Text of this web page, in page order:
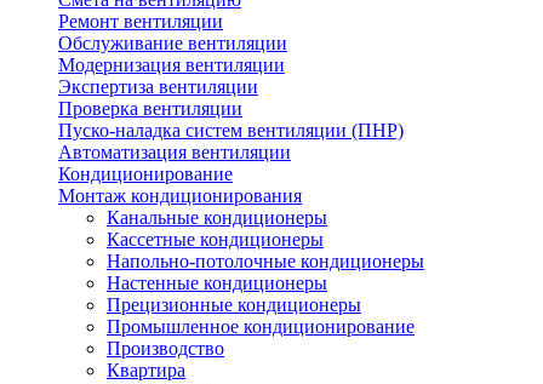
Ремонт вентиляции
Обслуживание вентиляции
Модернизация вентиляции
Экспертиза вентиляции
Проверка вентиляции
Пуско-наладка систем вентиляции (ПНР)
Автоматизация вентиляции
Кондиционирование
Монтаж кондиционирования
Канальные кондиционеры
Кассетные кондиционеры
Напольно-потолочные кондиционеры
Настенные кондиционеры
Прецизионные кондиционеры
Промышленное кондиционирование
Производство
Квартира